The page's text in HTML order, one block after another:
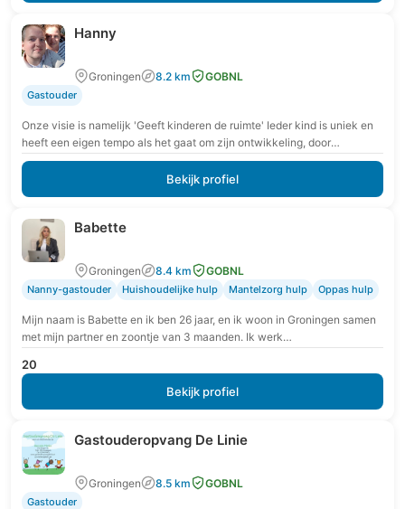
Hanny
Groningen 8.2 km GOBNL
Gastouder
Onze visie is namelijk 'Geeft kinderen de ruimte' Ieder kind is uniek en
heeft een eigen tempo als het gaat om zijn ontwikkeling, door
spelenderwijs…
Bekijk profiel
Babette
Groningen 8.4 km GOBNL
Nanny-gastouder Huishoudelijke hulp Mantelzorg hulp Oppas hulp
Mijn naam is Babette en ik ben 26 jaar, en ik woon in Groningen samen
met mijn partner en zoontje van 3 maanden. Ik werk…
20
Bekijk profiel
Gastouderopvang De Linie
Groningen 8.5 km GOBNL
Gastouder